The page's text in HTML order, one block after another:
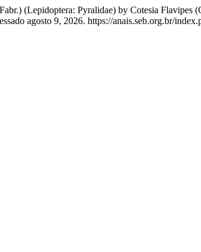
(Lepidoptera: Pyralidae) by Cotesia Flavipes
agosto 9, 2026. https://anais.seb.org.br/